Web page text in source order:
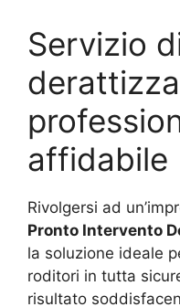
Servizio
affidabile
Rivolgersi ad
Pronto Intervento
la soluzione ideale
roditori in tutta
risultato